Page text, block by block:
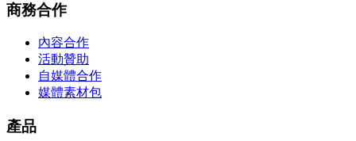
商務合作
內容合作
活動贊助
自媒體合作
媒體素材包
產品